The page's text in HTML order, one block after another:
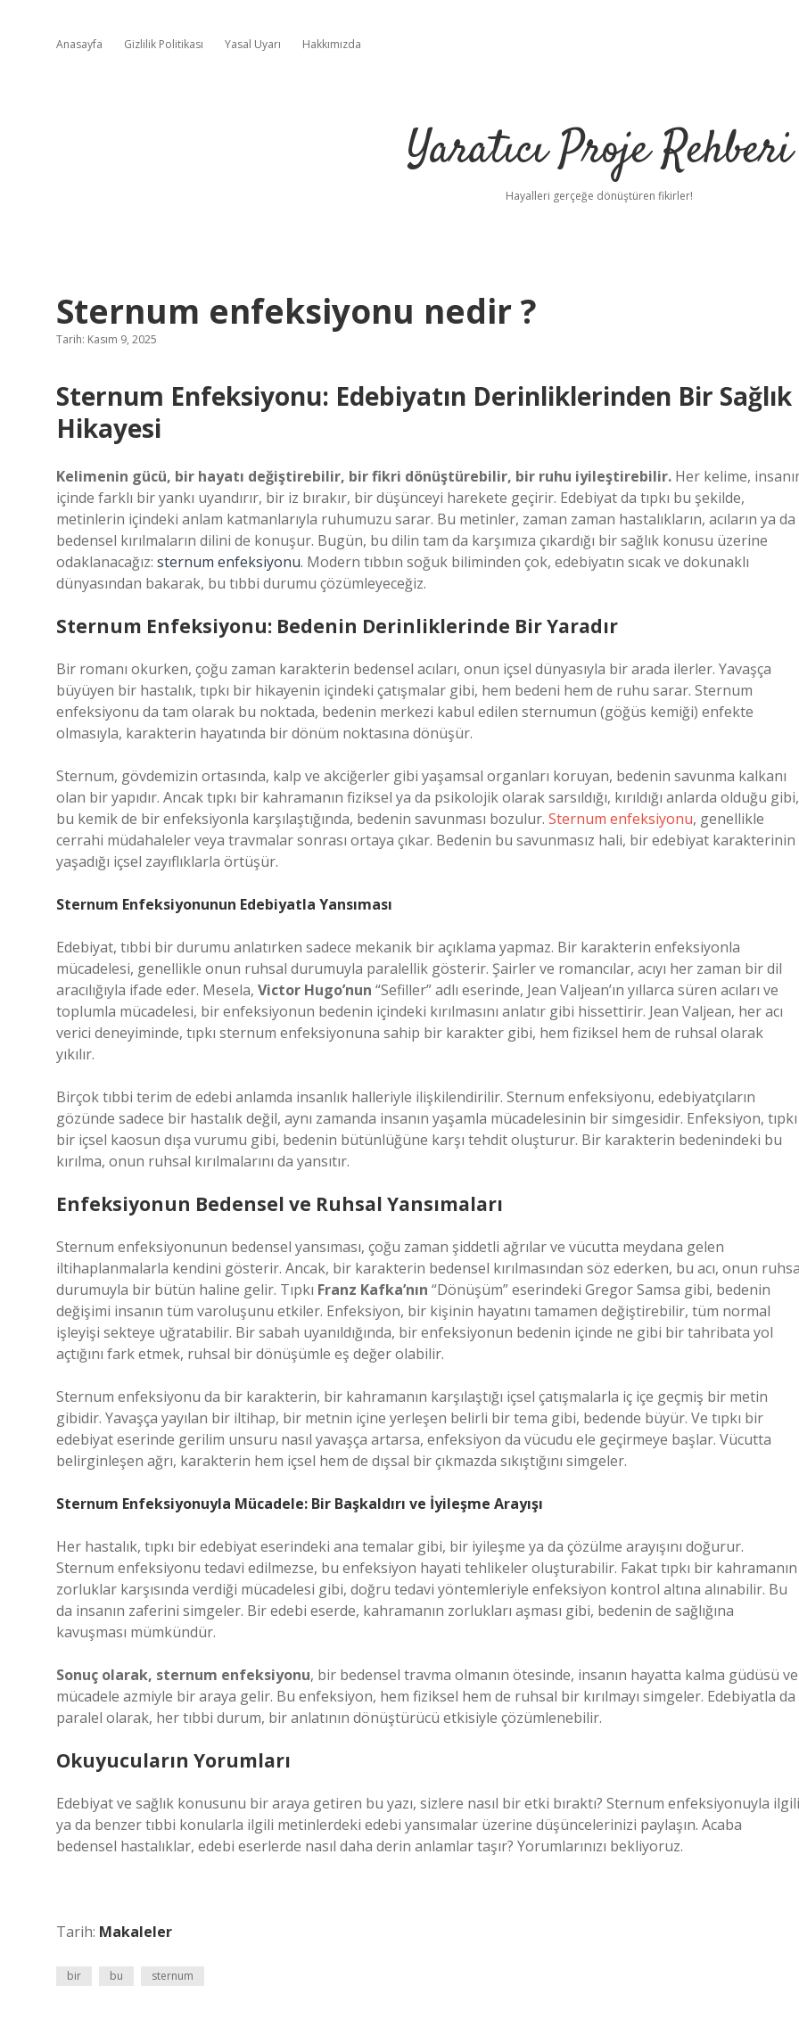
Anasayfa Gizlilik Politikası Yasal Uyarı Hakkımızda
Yaratıcı Proje Rehberi
Hayalleri gerçeğe dönüştüren fikirler!
Sternum enfeksiyonu nedir ?
Tarih: Kasım 9, 2025
Sternum Enfeksiyonu: Edebiyatın Derinliklerinden Bir Sağlık
Hikayesi
Kelimenin gücü, bir hayatı değiştirebilir, bir fikri dönüştürebilir, bir ruhu iyileştirebilir. Her kelime,
içinde farklı bir yankı uyandırır, bir iz bırakır, bir düşünceyi harekete geçirir. Edebiyat da tıpkı bu şekilde,
metinlerin içindeki anlam katmanlarıyla ruhumuzu sarar. Bu metinler, zaman zaman hastalıkların, acıların ya da
bedensel kırılmaların dilini de konuşur. Bugün, bu dilin tam da karşımıza çıkardığı bir sağlık konusu üzerine
odaklanacağız: sternum enfeksiyonu. Modern tıbbın soğuk biliminden çok, edebiyatın sıcak ve dokunaklı
dünyasından bakarak, bu tıbbi durumu çözümleyeceğiz.
Sternum Enfeksiyonu: Bedenin Derinliklerinde Bir Yaradır
Bir romanı okurken, çoğu zaman karakterin bedensel acıları, onun içsel dünyasıyla bir arada ilerler. Yavaşça
büyüyen bir hastalık, tıpkı bir hikayenin içindeki çatışmalar gibi, hem bedeni hem de ruhu sarar. Sternum
enfeksiyonu da tam olarak bu noktada, bedenin merkezi kabul edilen sternumun (göğüs kemiği) enfekte
olmasıyla, karakterin hayatında bir dönüm noktasına dönüşür.
Sternum, gövdemizin ortasında, kalp ve akciğerler gibi yaşamsal organları koruyan, bedenin savunma kalkanı
olan bir yapıdır. Ancak tıpkı bir kahramanın fiziksel ya da psikolojik olarak sarsıldığı, kırıldığı anlarda olduğu gibi,
bu kemik de bir enfeksiyonla karşılaştığında, bedenin savunması bozulur. Sternum enfeksiyonu, genellikle
cerrahi müdahaleler veya travmalar sonrası ortaya çıkar. Bedenin bu savunmasız hali, bir edebiyat karakterinin
yaşadığı içsel zayıflıklarla örtüşür.
Sternum Enfeksiyonunun Edebiyatla Yansıması
Edebiyat, tıbbi bir durumu anlatırken sadece mekanik bir açıklama yapmaz. Bir karakterin enfeksiyonla
mücadelesi, genellikle onun ruhsal durumuyla paralellik gösterir. Şairler ve romancılar, acıyı her zaman bir dil
aracılığıyla ifade eder. Mesela, Victor Hugo’nun “Sefiller” adlı eserinde, Jean Valjean’ın yıllarca süren acıları ve
toplumla mücadelesi, bir enfeksiyonun bedenin içindeki kırılmasını anlatır gibi hissettirir. Jean Valjean, her acı
verici deneyiminde, tıpkı sternum enfeksiyonuna sahip bir karakter gibi, hem fiziksel hem de ruhsal olarak
yıkılır.
Birçok tıbbi terim de edebi anlamda insanlık halleriyle ilişkilendirilir. Sternum enfeksiyonu, edebiyatçıların
gözünde sadece bir hastalık değil, aynı zamanda insanın yaşamla mücadelesinin bir simgesidir. Enfeksiyon, tıpkı
bir içsel kaosun dışa vurumu gibi, bedenin bütünlüğüne karşı tehdit oluşturur. Bir karakterin bedenindeki bu
kırılma, onun ruhsal kırılmalarını da yansıtır.
Enfeksiyonun Bedensel ve Ruhsal Yansımaları
Sternum enfeksiyonunun bedensel yansıması, çoğu zaman şiddetli ağrılar ve vücutta meydana gelen
iltihaplanmalarla kendini gösterir. Ancak, bir karakterin bedensel kırılmasından söz ederken, bu acı, onun
durumuyla bir bütün haline gelir. Tıpkı Franz Kafka’nın “Dönüşüm” eserindeki Gregor Samsa gibi, bedenin
değişimi insanın tüm varoluşunu etkiler. Enfeksiyon, bir kişinin hayatını tamamen değiştirebilir, tüm normal
işleyişi sekteye uğratabilir. Bir sabah uyanıldığında, bir enfeksiyonun bedenin içinde ne gibi bir tahribata yol
açtığını fark etmek, ruhsal bir dönüşümle eş değer olabilir.
Sternum enfeksiyonu da bir karakterin, bir kahramanın karşılaştığı içsel çatışmalarla iç içe geçmiş bir metin
gibidir. Yavaşça yayılan bir iltihap, bir metnin içine yerleşen belirli bir tema gibi, bedende büyür. Ve tıpkı bir
edebiyat eserinde gerilim unsuru nasıl yavaşça artarsa, enfeksiyon da vücudu ele geçirmeye başlar. Vücutta
belirginleşen ağrı, karakterin hem içsel hem de dışsal bir çıkmazda sıkıştığını simgeler.
Sternum Enfeksiyonuyla Mücadele: Bir Başkaldırı ve İyileşme Arayışı
Her hastalık, tıpkı bir edebiyat eserindeki ana temalar gibi, bir iyileşme ya da çözülme arayışını doğurur.
Sternum enfeksiyonu tedavi edilmezse, bu enfeksiyon hayati tehlikeler oluşturabilir. Fakat tıpkı bir kahramanın
zorluklar karşısında verdiği mücadelesi gibi, doğru tedavi yöntemleriyle enfeksiyon kontrol altına alınabilir. Bu
da insanın zaferini simgeler. Bir edebi eserde, kahramanın zorlukları aşması gibi, bedenin de sağlığına
kavuşması mümkündür.
Sonuç olarak, sternum enfeksiyonu, bir bedensel travma olmanın ötesinde, insanın hayatta kalma güdüsü ve
mücadele azmiyle bir araya gelir. Bu enfeksiyon, hem fiziksel hem de ruhsal bir kırılmayı simgeler. Edebiyatla da
paralel olarak, her tıbbi durum, bir anlatının dönüştürücü etkisiyle çözümlenebilir.
Okuyucuların Yorumları
Edebiyat ve sağlık konusunu bir araya getiren bu yazı, sizlere nasıl bir etki bıraktı? Sternum enfeksiyonuyla ilgili
ya da benzer tıbbi konularla ilgili metinlerdeki edebi yansımalar üzerine düşüncelerinizi paylaşın. Acaba
bedensel hastalıklar, edebi eserlerde nasıl daha derin anlamlar taşır? Yorumlarınızı bekliyoruz.
Tarih: Makaleler
bir bu sternum